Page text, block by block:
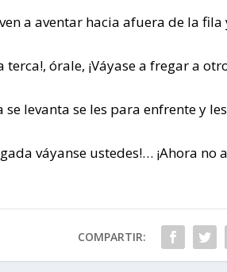
a aventar hacia afuera de la
terca!, órale, ¡Váyase a fregar a
se levanta se les para enfrente y
váyanse ustedes!… ¡Ahora
COMPARTIR: